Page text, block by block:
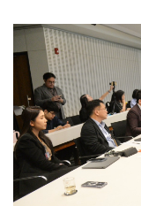
สถาบัน (กกร.) กรณีร